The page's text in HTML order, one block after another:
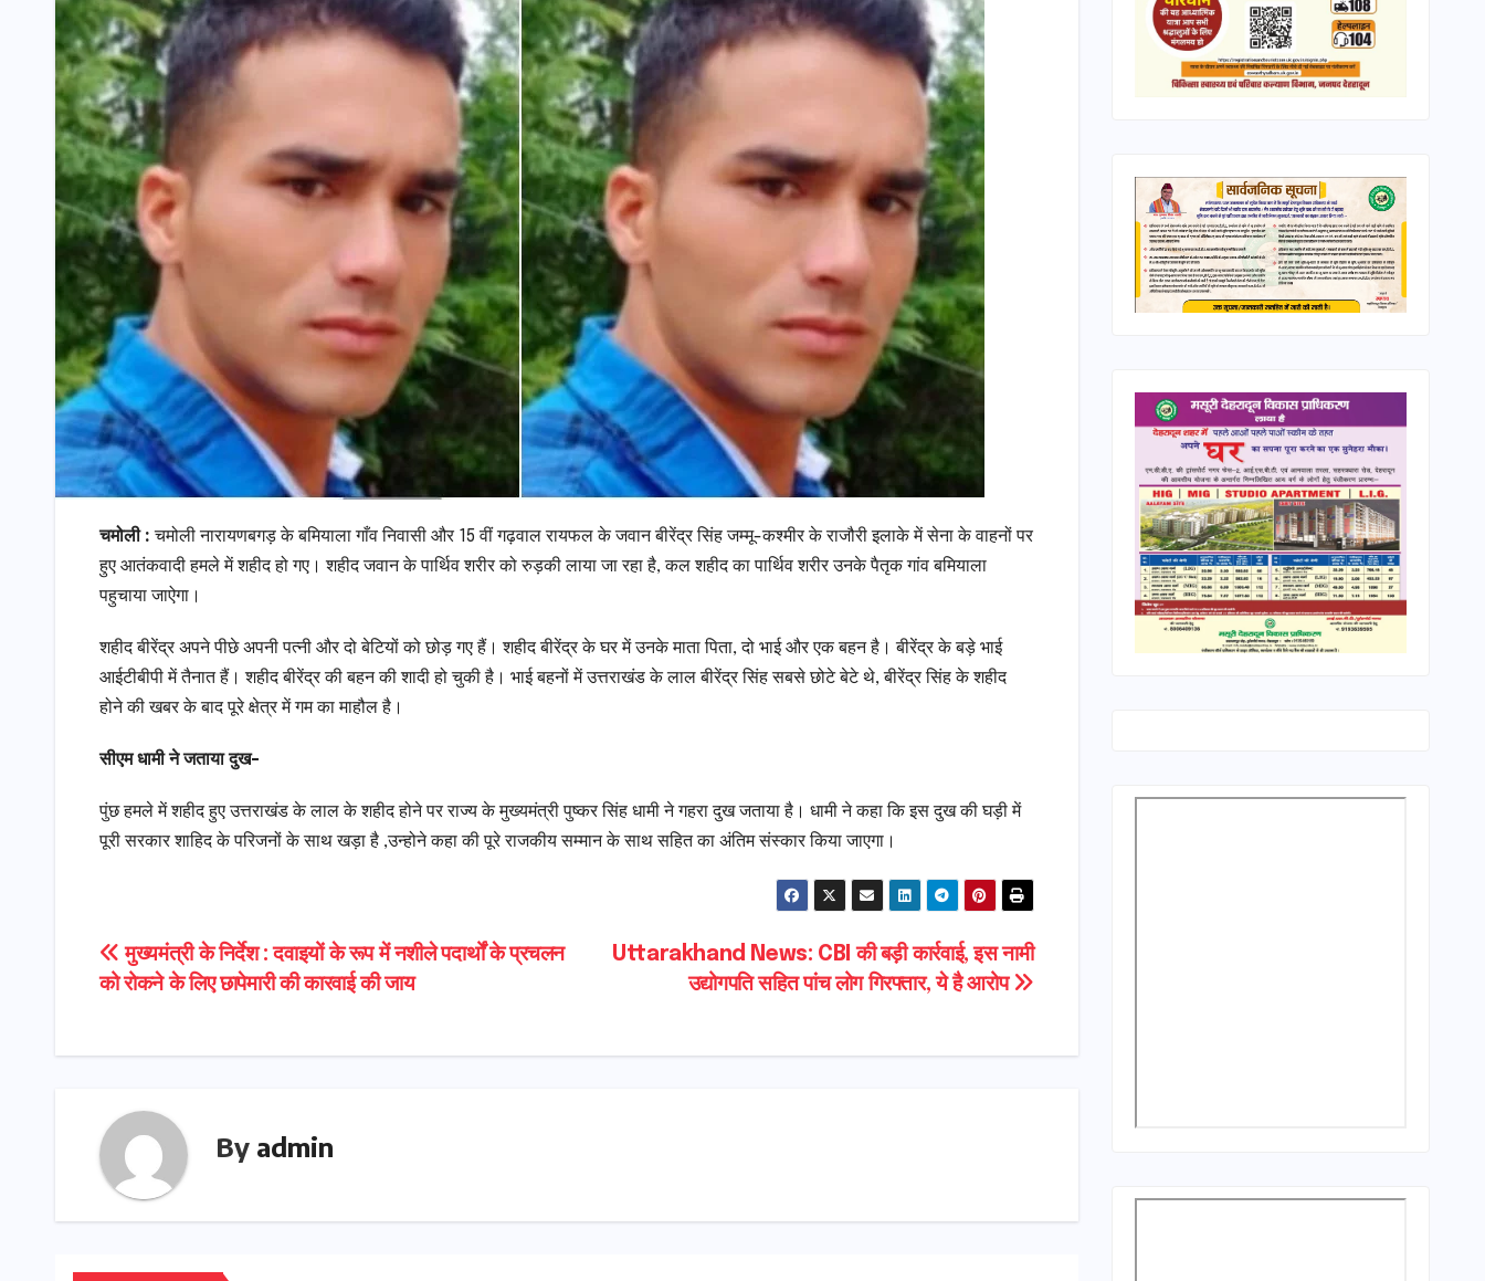
चमोली : चमोली नारायणबगड़ के बमियाला गाँव निवासी और 15 वीं गढ़वाल रायफल के जवान बीरेंद्र सिंह जम्मू-कश्मीर के राजौरी इलाके में सेना के वाहनों पर
हुए आतंकवादी हमले में शहीद हो गए। शहीद जवान के पार्थिव शरीर को रुड़की लाया जा रहा है, कल शहीद का पार्थिव शरीर उनके पैतृक गांव बमियाला
पहुचाया जाऐगा।
शहीद बीरेंद्र अपने पीछे अपनी पत्नी और दो बेटियों को छोड़ गए हैं। शहीद बीरेंद्र के घर में उनके माता पिता, दो भाई और एक बहन है। बीरेंद्र के बड़े भाई
आईटीबीपी में तैनात हैं। शहीद बीरेंद्र की बहन की शादी हो चुकी है। भाई बहनों में उत्तराखंड के लाल बीरेंद्र सिंह सबसे छोटे बेटे थे, बीरेंद्र सिंह के शहीद
होने की खबर के बाद पूरे क्षेत्र में गम का माहौल है।
सीएम धामी ने जताया दुख-
पुंछ हमले में शहीद हुए उत्तराखंड के लाल के शहीद होने पर राज्य के मुख्यमंत्री पुष्कर सिंह धामी ने गहरा दुख जताया है। धामी ने कहा कि इस दुख की घड़ी में
पूरी सरकार शाहिद के परिजनों के साथ खड़ा है ,उन्होने कहा की पूरे राजकीय सम्मान के साथ सहित का अंतिम संस्कार किया जाएगा।
Post
navigation
Uttarakhand News: CBI की बड़ी कार्रवाई, इस नामी
उद्योगपति सहित पांच लोग गिरफ्तार, ये है आरोप
मुख्यमंत्री के निर्देश : दवाइयों के रूप में नशीले पदार्थों के प्रचलन
को रोकने के लिए छापेमारी की कारवाई की जाय
By admin